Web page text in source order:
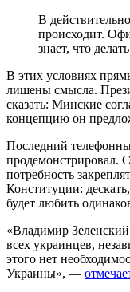
В
происходит.
знает, что
В этих условиях
лишены смысла.
сказать: Минские
концепцию он
Последний
продемонстрировал.
потребность
Конституции:
будет любить
«Владимир
всех украинцев,
этого нет
Украины», —